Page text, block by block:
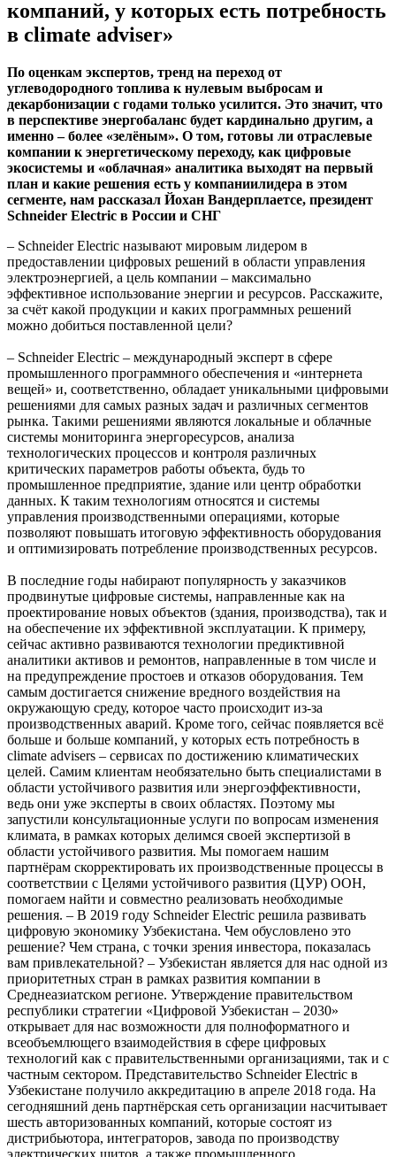
компаний, у которых есть потребность
в climate adviser»
По оценкам экспертов, тренд на переход от
углеводородного топлива к нулевым выбросам и
декарбонизации с годами только усилится. Это значит, что
в перспективе энергобаланс будет кардинально другим, а
именно – более «зелёным». О том, готовы ли отраслевые
компании к энергетическому переходу, как цифровые
экосистемы и «облачная» аналитика выходят на первый
план и какие решения есть у компаниилидера в этом
сегменте, нам рассказал Йохан Вандерплаетсе, президент
Schneider Electric в России и СНГ
– Schneider Electric называют мировым лидером в
предоставлении цифровых решений в области управления
электроэнергией, а цель компании – максимально
эффективное использование энергии и ресурсов. Расскажите,
за счёт какой продукции и каких программных решений
можно добиться поставленной цели?
– Schneider Electric – международный эксперт в сфере
промышленного программного обеспечения и «интернета
вещей» и, соответственно, обладает уникальными цифровыми
решениями для самых разных задач и различных сегментов
рынка. Такими решениями являются локальные и облачные
системы мониторинга энергоресурсов, анализа
технологических процессов и контроля различных
критических параметров работы объекта, будь то
промышленное предприятие, здание или центр обработки
данных. К таким технологиям относятся и системы
управления производственными операциями, которые
позволяют повышать итоговую эффективность оборудования
и оптимизировать потребление производственных ресурсов.
В последние годы набирают популярность у заказчиков
продвинутые цифровые системы, направленные как на
проектирование новых объектов (здания, производства), так и
на обеспечение их эффективной эксплуатации. К примеру,
сейчас активно развиваются технологии предиктивной
аналитики активов и ремонтов, направленные в том числе и
на предупреждение простоев и отказов оборудования. Тем
самым достигается снижение вредного воздействия на
окружающую среду, которое часто происходит из-за
производственных аварий. Кроме того, сейчас появляется всё
больше и больше компаний, у которых есть потребность в
climate advisers – сервисах по достижению климатических
целей. Самим клиентам необязательно быть специалистами в
области устойчивого развития или энергоэффективности,
ведь они уже эксперты в своих областях. Поэтому мы
запустили консультационные услуги по вопросам изменения
климата, в рамках которых делимся своей экспертизой в
области устойчивого развития. Мы помогаем нашим
партнёрам скорректировать их производственные процессы в
соответствии с Целями устойчивого развития (ЦУР) ООН,
помогаем найти и совместно реализовать необходимые
решения. – В 2019 году Schneider Electric решила развивать
цифровую экономику Узбекистана. Чем обусловлено это
решение? Чем страна, с точки зрения инвестора, показалась
вам привлекательной? – Узбекистан является для нас одной из
приоритетных стран в рамках развития компании в
Среднеазиатском регионе. Утверждение правительством
республики стратегии «Цифровой Узбекистан – 2030»
открывает для нас возможности для полноформатного и
всеобъемлющего взаимодействия в сфере цифровых
технологий как с правительственными организациями, так и с
частным сектором. Представительство Schneider Electric в
Узбекистане получило аккредитацию в апреле 2018 года. На
сегодняшний день партнёрская сеть организации насчитывает
шесть авторизованных компаний, которые состоят из
дистрибьютора, интеграторов, завода по производству
электрических щитов, а также промышленного